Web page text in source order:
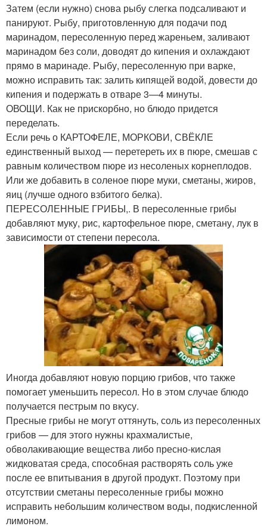
Затем (если нужно) снова рыбу слегка подсаливают и
панируют. Рыбу, приготовленную для подачи под
маринадом, пересоленную перед жареньем, заливают
маринадом без соли, доводят до кипения и охлаждают
прямо в маринаде. Рыбу, пересоленную при варке,
можно исправить так: залить кипящей водой, довести до
кипения и подержать в отваре 3—4 минуты.
ОВОЩИ. Как не прискорбно, но блюдо придется
переделать.
Если речь о КАРТОФЕЛЕ, МОРКОВИ, СВЁКЛЕ
единственный выход — перетереть их в пюре, смешав с
равным количеством пюре из несоленых корнеплодов.
Или же добавить в соленое пюре муки, сметаны, жиров,
яиц (лучше одного взбитого белка).
ПЕРЕСОЛЕННЫЕ ГРИБЫ,. В пересоленные грибы
добавляют муку, рис, картофельное пюре, сметану, лук в
зависимости от степени пересола.
Иногда добавляют новую порцию грибов, что также
помогает уменьшить пересол. Но в этом случае блюдо
получается пестрым по вкусу.
Пресные грибы не могут оттянуть, соль из пересоленных
грибов — для этого нужны крахмалистые,
обволакивающие вещества либо пресно-кислая
жидковатая среда, способная растворять соль уже
после ее впитывания в другой продукт. Поэтому при
отсутствии сметаны пересоленные грибы можно
исправить небольшим количеством воды, подкисленной
лимоном.